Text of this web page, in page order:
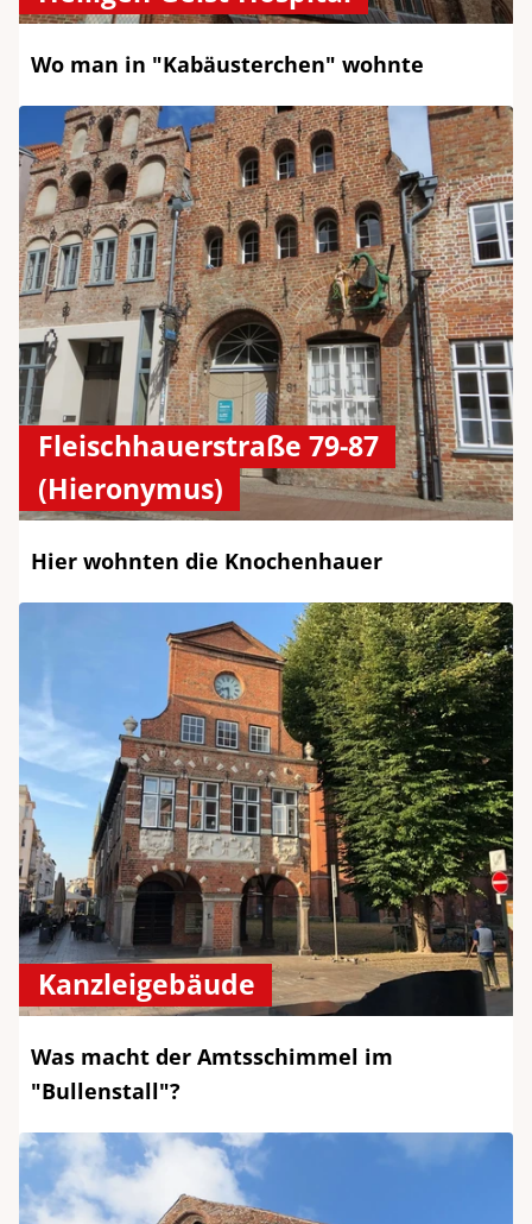
Wo man in "Kabäusterchen" wohnte
Fleischhauerstraße 79-87
(Hieronymus)
Hier wohnten die Knochenhauer
Kanzleigebäude
Was macht der Amtsschimmel im
"Bullenstall"?